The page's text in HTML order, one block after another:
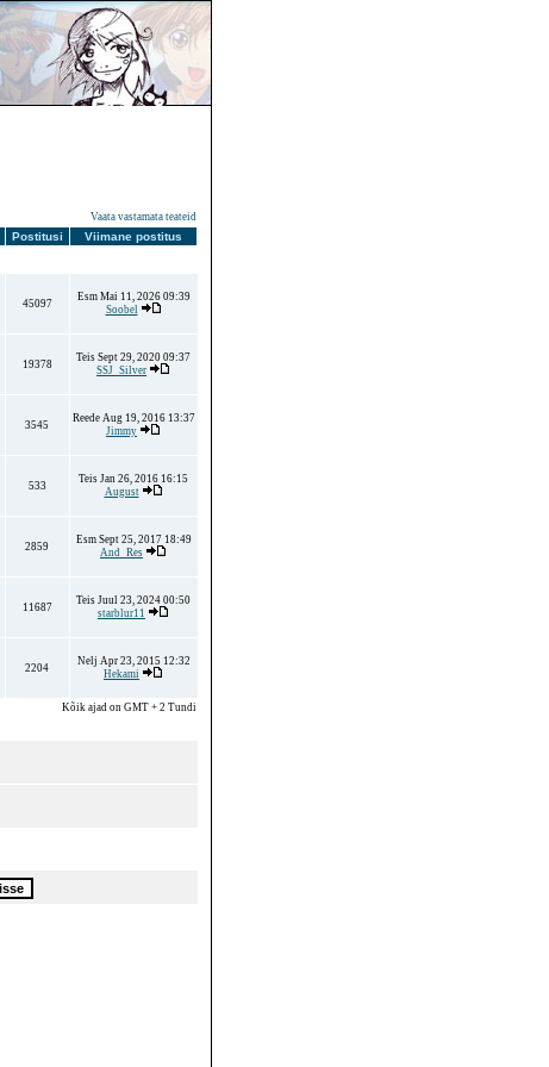
Vaata vastamata teateid
Postitusi Viimane postitus
45097
Esm Mai 11, 2026 09:39
Soobel
19378
Teis Sept 29, 2020 09:37
SSJ_Silver
3545
Reede Aug 19, 2016 13:37
Jimmy
533
Teis Jan 26, 2016 16:15
August
2859
Esm Sept 25, 2017 18:49
And_Res
11687
Teis Juul 23, 2024 00:50
starblur11
2204
Nelj Apr 23, 2015 12:32
Hekami
Kõik ajad on GMT + 2 Tundi